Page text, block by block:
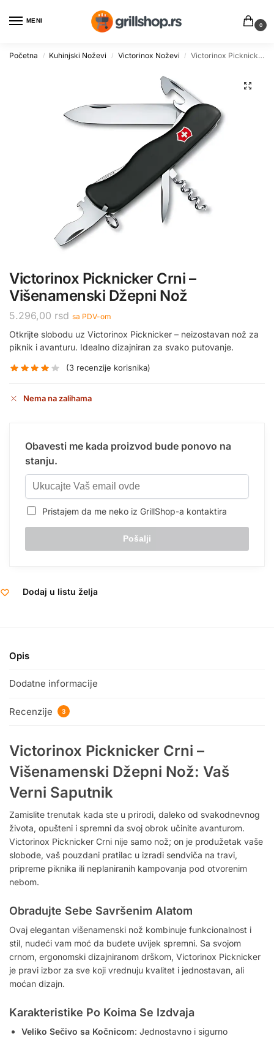
MENI
0
Početna / Kuhinjski Noževi / Victorinox Noževi / Victorinox Picknicker Crni – Višenamenski Džepni Nož
Victorinox Picknicker Crni –
Višenamenski Džepni Nož
5.296,00 rsd sa PDV-om
Otkrijte slobodu uz Victorinox Picknicker – neizostavan nož za
piknik i avanturu. Idealno dizajniran za svako putovanje.
(3 recenzije korisnika)
Nema na zalihama
Obavesti me kada proizvod bude ponovo na
stanju.
Pristajem da me neko iz GrillShop-a kontaktira
Dodaj u listu želja
Opis
Dodatne informacije
Recenzije 3
Victorinox Picknicker Crni –
Višenamenski Džepni Nož: Vaš
Verni Saputnik
Zamislite trenutak kada ste u prirodi, daleko od svakodnevnog
života, opušteni i spremni da svoj obrok učinite avanturom.
Victorinox Picknicker Crni nije samo nož; on je produžetak vaše
slobode, vaš pouzdani pratilac u izradi sendviča na travi,
pripreme piknika ili neplaniranih kampovanja pod otvorenim
nebom.
Obradujte Sebe Savršenim Alatom
Ovaj elegantan višenamenski nož kombinuje funkcionalnost i
stil, nudeći vam moć da budete uvijek spremni. Sa svojom
crnom, ergonomski dizajniranom drškom, Victorinox Picknicker
je pravi izbor za sve koji vrednuju kvalitet i jednostavan, ali
moćan dizajn.
Karakteristike Po Koima Se Izdvaja
Veliko Sečivo sa Kočnicom: Jednostavno i sigurno